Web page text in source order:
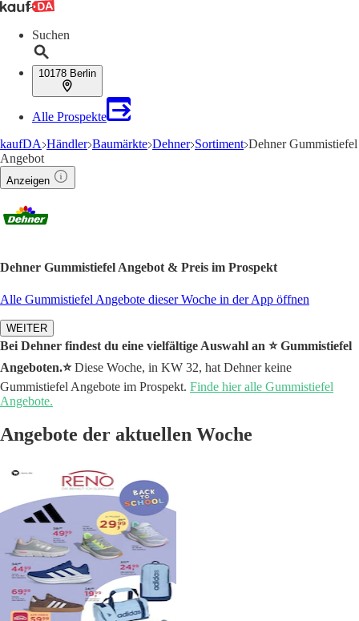
Suchen
10178 Berlin
Alle Prospekte
kaufDA Händler Baumärkte Dehner Sortiment Dehner Gummistiefel
Angebot
Anzeigen
Dehner Gummistiefel Angebot & Preis im Prospekt
Alle Gummistiefel Angebote dieser Woche in der App öffnen
WEITER
Bei Dehner findest du eine vielfältige Auswahl an ⭐️ Gummistiefel
Angeboten.⭐️Diese Woche, in KW 32, hat Dehner keine
Gummistiefel Angebote im Prospekt. Finde hier alle Gummistiefel
Angebote.
Angebote der aktuellen Woche